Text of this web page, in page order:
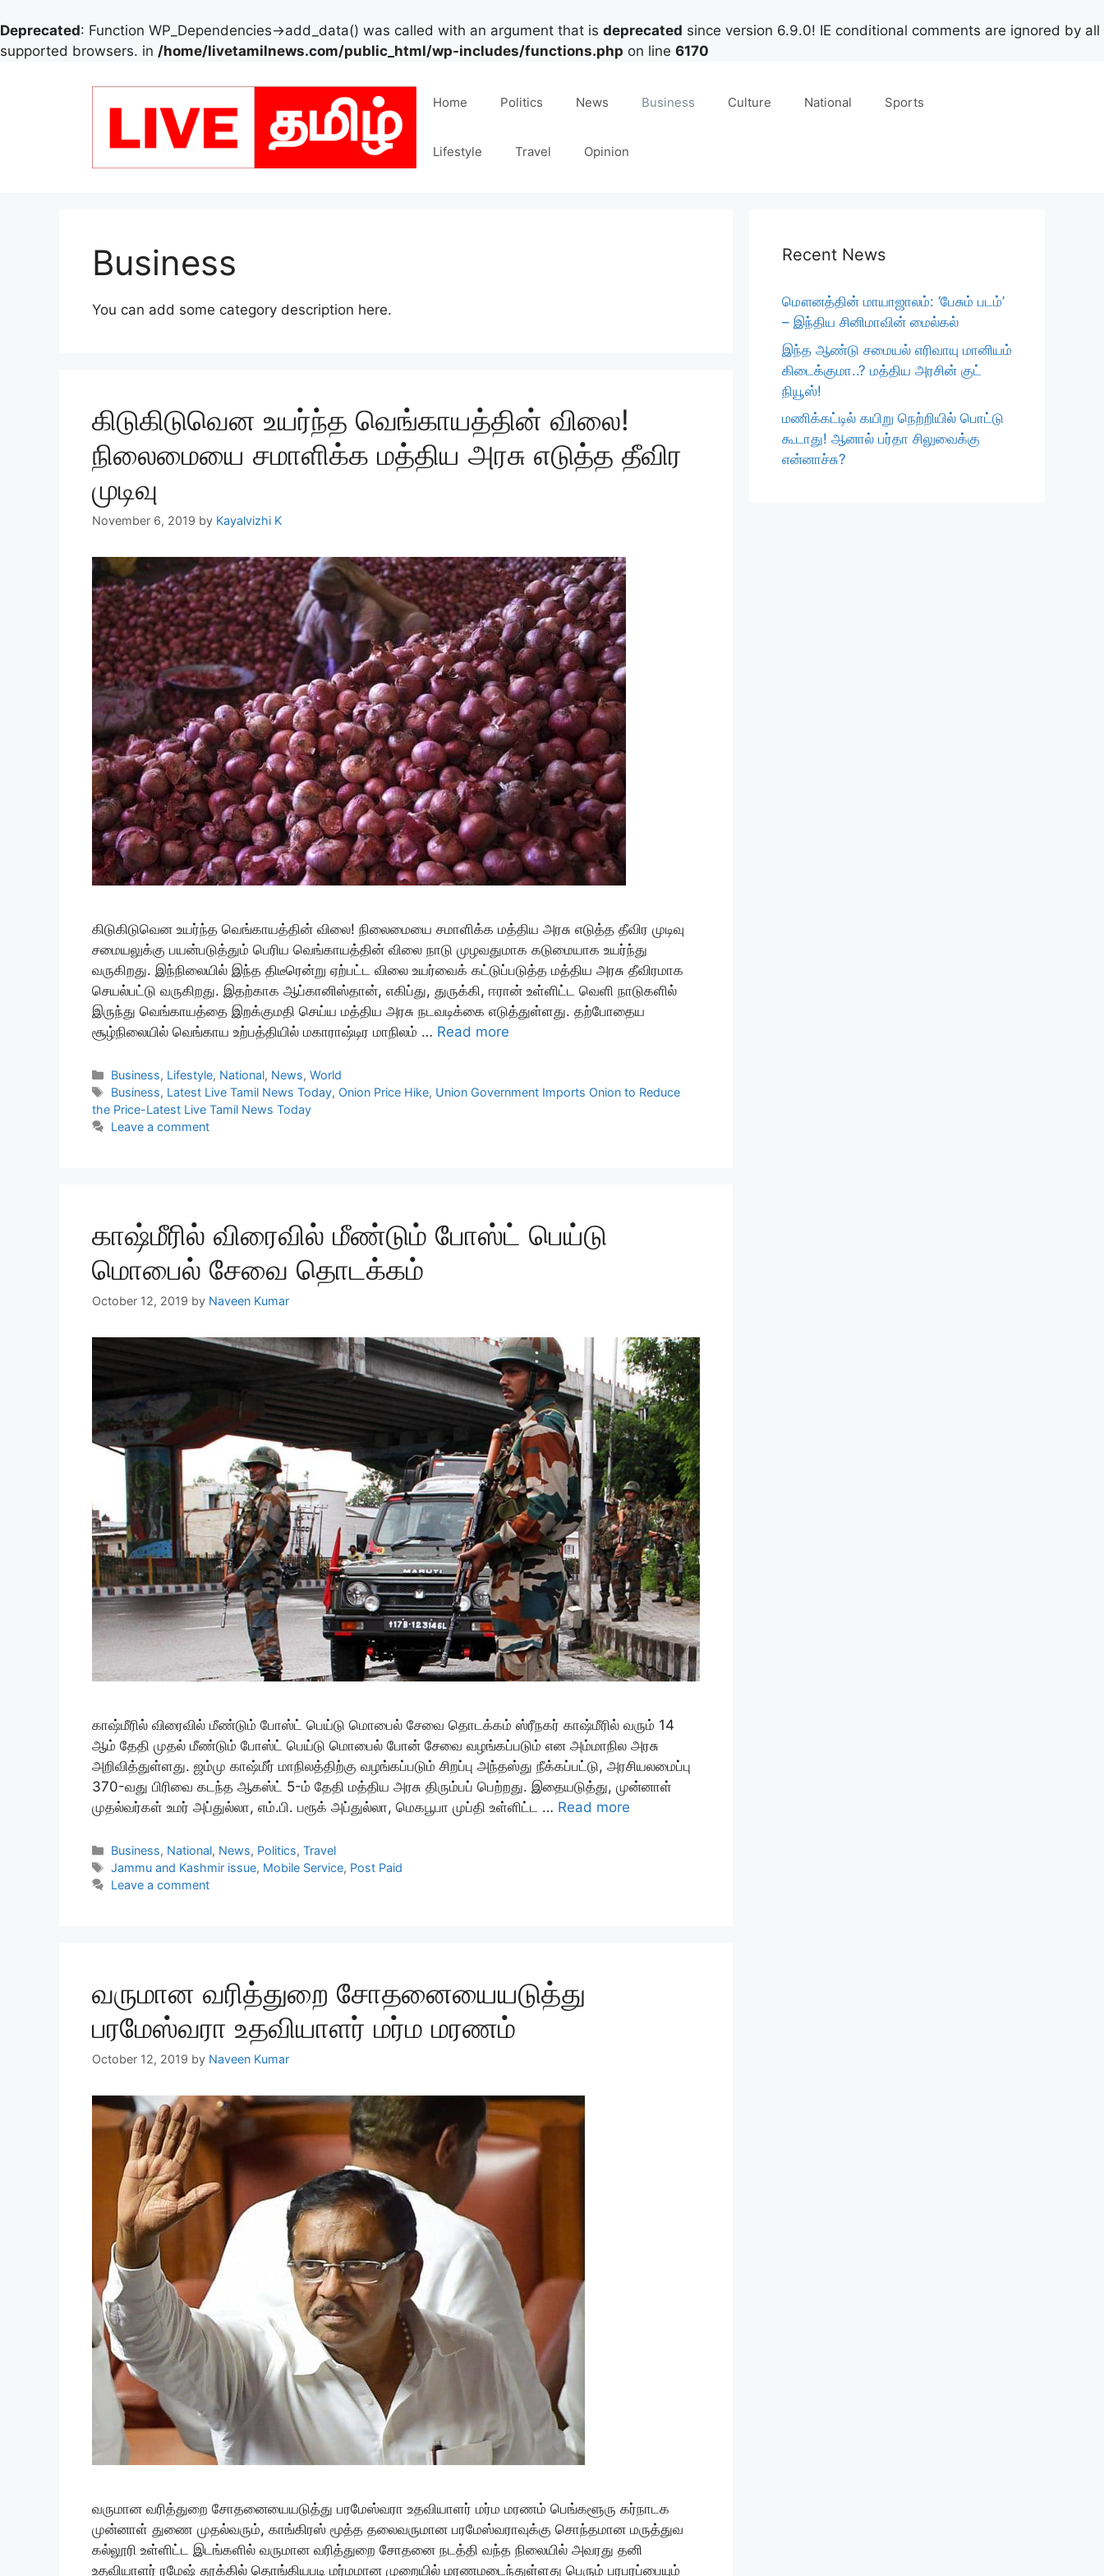
Deprecated: Function WP_Dependencies->add_data() was called with an argument that is deprecated since version 6.9.0! IE conditional comments are ignored by all
supported browsers. in /home/livetamilnews.com/public_html/wp-includes/functions.php on line 6170
Home Politics News Business Culture National Sports
Lifestyle Travel Opinion
Business
You can add some category description here.
கிடுகிடுவென உயர்ந்த வெங்காயத்தின் விலை!
நிலைமையை சமாளிக்க மத்திய அரசு எடுத்த தீவிர
முடிவு
November 6, 2019 by Kayalvizhi K
கிடுகிடுவென உயர்ந்த வெங்காயத்தின் விலை! நிலைமையை சமாளிக்க மத்திய அரசு எடுத்த தீவிர முடிவு
சமையலுக்கு பயன்படுத்தும் பெரிய வெங்காயத்தின் விலை நாடு முழவதுமாக கடுமையாக உயர்ந்து
வருகிறது. இந்நிலையில் இந்த திடீரென்று ஏற்பட்ட விலை உயர்வைக் கட்டுப்படுத்த மத்திய அரசு தீவிரமாக
செயல்பட்டு வருகிறது. இதற்காக ஆப்கானிஸ்தான், எகிப்து, துருக்கி, ஈரான் உள்ளிட்ட வெளி நாடுகளில்
இருந்து வெங்காயத்தை இறக்குமதி செய்ய மத்திய அரசு நடவடிக்கை எடுத்துள்ளது. தற்போதைய
சூழ்நிலையில் வெங்காய உற்பத்தியில் மகாராஷ்டிர மாநிலம் … Read more
Categories
Business, Lifestyle, National, News,World
Tags
Business, Latest Live Tamil News Today, Onion Price Hike, Union Government Imports Onion to Reduce
the Price-Latest Live Tamil News Today
Leave a comment
காஷ்மீரில் விரைவில் மீண்டும் போஸ்ட் பெய்டு
மொபைல் சேவை தொடக்கம்
October 12, 2019 by Naveen Kumar
காஷ்மீரில் விரைவில் மீண்டும் போஸ்ட் பெய்டு மொபைல் சேவை தொடக்கம் ஸ்ரீநகர் காஷ்மீரில் வரும் 14
ஆம் தேதி முதல் மீண்டும் போஸ்ட் பெய்டு மொபைல் போன் சேவை வழங்கப்படும் என அம்மாநில அரசு
அறிவித்துள்ளது. ஜம்மு காஷ்மீர் மாநிலத்திற்கு வழங்கப்படும் சிறப்பு அந்தஸ்து நீக்கப்பட்டு, அரசியலமைப்பு
370-வது பிரிவை கடந்த ஆகஸ்ட் 5-ம் தேதி மத்திய அரசு திரும்பப் பெற்றது. இதையடுத்து, முன்னாள்
முதல்வர்கள் உமர் அப்துல்லா, எம்.பி. பரூக் அப்துல்லா, மெகபூபா முப்தி உள்ளிட்ட … Read more
Categories
Business, National, News, Politics,Travel
Tags
Jammu and Kashmir issue, Mobile Service, Post Paid
Leave a comment
வருமான வரித்துறை சோதனையையடுத்து
பரமேஸ்வரா உதவியாளர் மர்ம மரணம்
October 12, 2019 by Naveen Kumar
வருமான வரித்துறை சோதனையையடுத்து பரமேஸ்வரா உதவியாளர் மர்ம மரணம் பெங்களூரு கர்நாடக
முன்னாள் துணை முதல்வரும், காங்கிரஸ் மூத்த தலைவருமான பரமேஸ்வராவுக்கு சொந்தமான மருத்துவ
கல்லூரி உள்ளிட்ட இடங்களில் வருமான வரித்துறை சோதனை நடத்தி வந்த நிலையில் அவரது தனி
உதவியாளர் ரமேஷ் தூக்கில் தொங்கியபடி மர்மமான முறையில் மரணமடைந்துள்ளது பெரும் பரபரப்பையும்
Recent News
மௌனத்தின் மாயாஜாலம்: ‘பேசும் படம்’
– இந்திய சினிமாவின் மைல்கல்
இந்த ஆண்டு சமையல் எரிவாயு மானியம்
கிடைக்குமா..? மத்திய அரசின் குட்
நியூஸ்!
மணிக்கட்டில் கயிறு நெற்றியில் பொட்டு
கூடாது! ஆனால் பர்தா சிலுவைக்கு
என்னாச்சு?